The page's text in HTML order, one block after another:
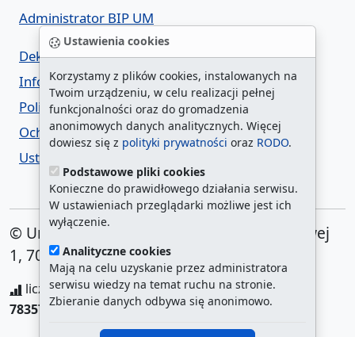
Ustawienia cookies
Korzystamy z plików cookies, instalowanych na
Twoim urządzeniu, w celu realizacji pełnej
funkcjonalności oraz do gromadzenia
anonimowych danych analitycznych. Więcej
dowiesz się z polityki prywatności oraz RODO.
Podstawowe pliki cookies
Konieczne do prawidłowego działania serwisu.
W ustawieniach przeglądarki możliwe jest ich
wyłączenie.
Analityczne cookies
Mają na celu uzyskanie przez administratora
serwisu wiedzy na temat ruchu na stronie.
Zbieranie danych odbywa się anonimowo.
Administrator BIP UM
Deklaracja dostępności
Informacja o urzędzie w ETR
Polityka prywatności
Ochrona danych osobowych
Ustawienia cookies
© Urząd Miasta Szczecin. Plac Armii Krajowej
1, 70-456 Szczecin
liczba wyświetleń:208279737/ aktualna strona:
783573/najczęściej odwiedzane strony